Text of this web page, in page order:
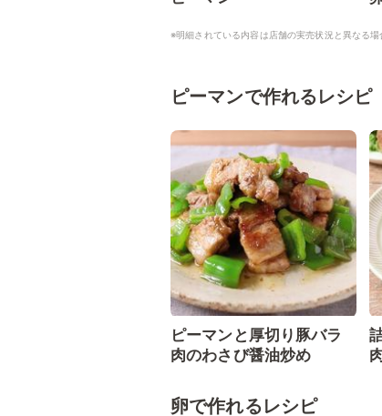
※明細されている内容は店舗の実売状況と異なる場
ピーマンで作れるレシピ
ピーマンと厚切り豚バラ
肉のわさび醤油炒め
卵で作れるレシピ